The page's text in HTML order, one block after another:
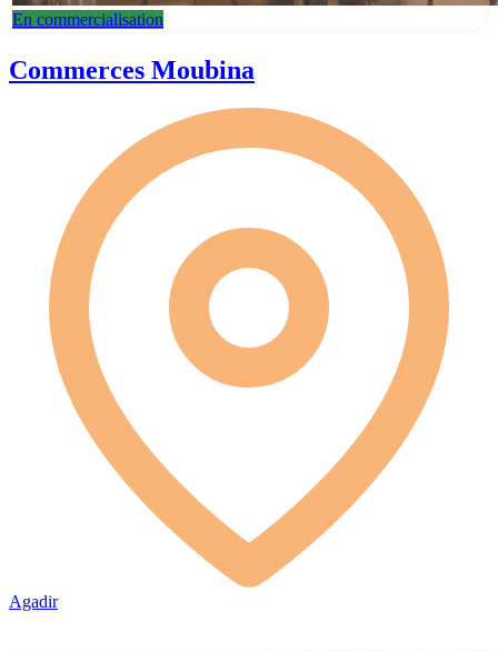
En commercialisation
Commerces Moubina
Agadir